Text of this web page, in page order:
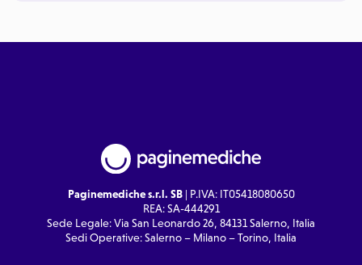
Paginemediche s.r.l. SB| P.IVA: IT05418080650
REA: SA-444291
Sede Legale: Via San Leonardo 26, 84131 Salerno, Italia
Sedi Operative: Salerno – Milano – Torino, Italia